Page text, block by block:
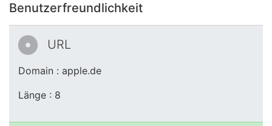
Benutzerfreundlichkeit
URL
Domain : apple.de
Länge : 8